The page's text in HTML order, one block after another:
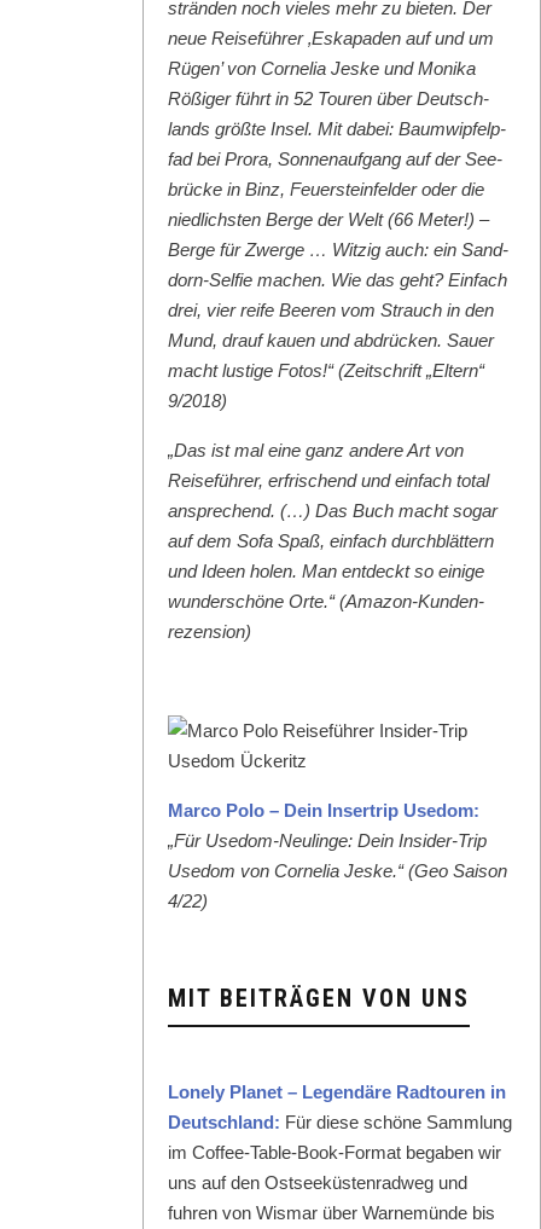
strän­den noch vieles mehr zu bieten. Der
neue Reise­führer ‚Eska­paden auf und um
Rügen’ von Cor­nelia Jeske und Moni­ka
Rößiger führt in 52 Touren über Deutsch­
lands größte Insel. Mit dabei: Baumwipfelp­
fad bei Pro­ra, Son­nenauf­gang auf der See­
brücke in Binz, Feuer­ste­in­felder oder die
niedlich­sten Berge der Welt (66 Meter!) –
Berge für Zwerge … Witzig auch: ein Sand­
dorn-Self­ie machen. Wie das geht? Ein­fach
drei, vier reife Beeren vom Strauch in den
Mund, drauf kauen und abdrück­en. Sauer
macht lustige Fotos!“ (Zeitschrift „Eltern“
9/2018)
„Das ist mal eine ganz andere Art von
Reise­führer, erfrischend und ein­fach total
ansprechend. (…) Das Buch macht sog­ar
auf dem Sofa Spaß, ein­fach durch­blät­tern
und Ideen holen. Man ent­deckt so einige
wun­der­schöne Orte.“ (Ama­zon-Kun­den­
rezen­sion)
Mar­co Polo – Dein Inser­trip Use­dom:
„Für Use­dom-Neulinge: Dein Insid­er-Trip
Use­dom von Cor­nelia Jeske.“ (Geo Sai­son
4/22)
MIT BEITRÄGEN VON UNS
Lone­ly Plan­et – Leg­endäre Rad­touren in
Deutsch­land: Für diese schöne Samm­lung
im Cof­fee-Table-Book-For­mat begaben wir
uns auf den Ost­seeküsten­rad­weg und
fuhren von Wis­mar über Warnemünde bis